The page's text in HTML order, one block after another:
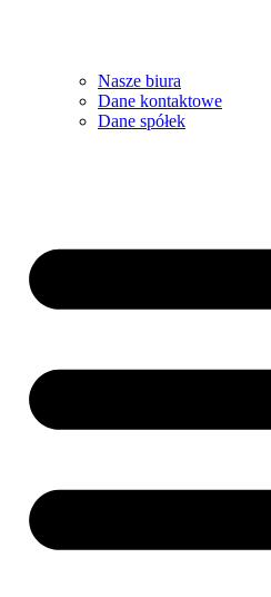
Nasze biura
Dane kontaktowe
Dane spółek